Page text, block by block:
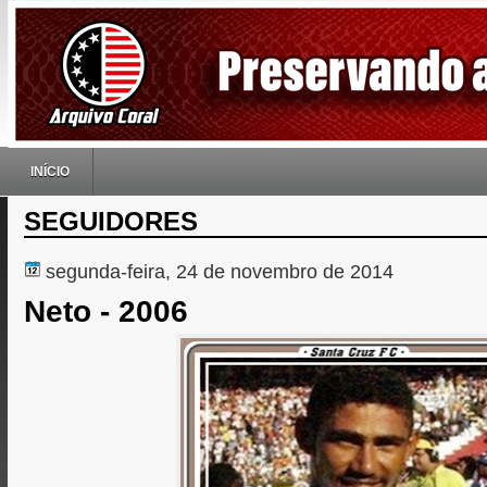
INÍCIO
SEGUIDORES
segunda-feira, 24 de novembro de 2014
Neto - 2006